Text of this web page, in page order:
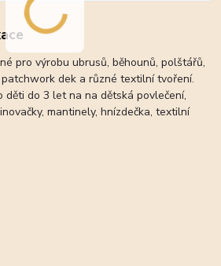
pro výrobu ubrusů, běhounů, polštářů,
dek a různé textilní tvoření.
děti do 3 let na na dětská povlečení,
mantinely, hnízdečka, textilní